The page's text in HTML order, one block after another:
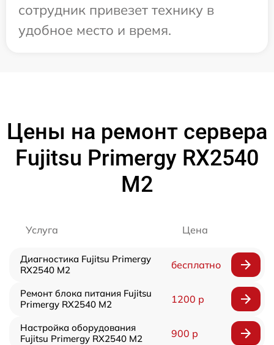
сотрудник привезет технику в
удобное место и время.
Цены на ремонт сервера
Fujitsu Primergy RX2540
M2
Услуга Цена
Диагностика Fujitsu Primergy
RX2540 M2
бесплатно
Ремонт блока питания Fujitsu
Primergy RX2540 M2
1200 р
Настройка оборудования
Fujitsu Primergy RX2540 M2
900 р